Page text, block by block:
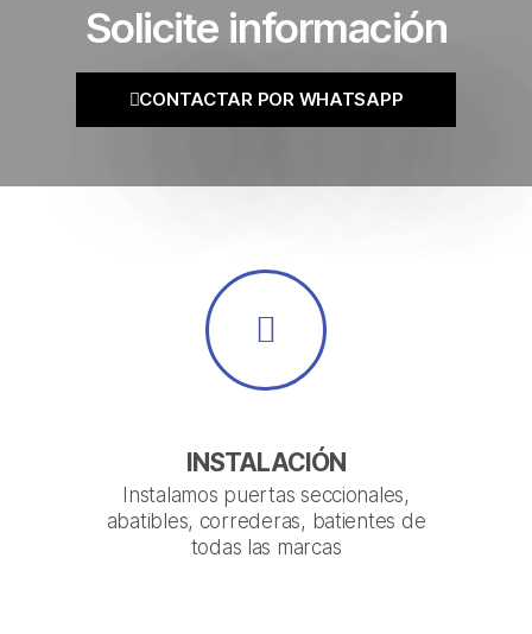
Solicite información
CONTACTAR POR WHATSAPP
INSTALACIÓN
Instalamos puertas seccionales,
abatibles, correderas, batientes de
todas las marcas